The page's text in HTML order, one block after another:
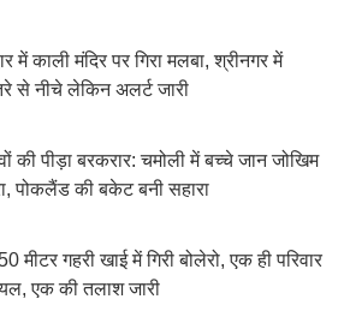
में काली मंदिर पर गिरा मलबा, श्रीनगर में
नीचे लेकिन अलर्ट जारी
की पीड़ा बरकरार: चमोली में बच्चे जान जोखिम
पोकलैंड की बकेट बनी सहारा
मीटर गहरी खाई में गिरी बोलेरो, एक ही परिवार
एक की तलाश जारी